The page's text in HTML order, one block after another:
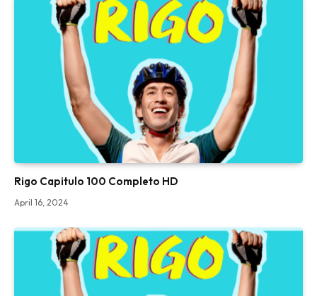
Rigo Capitulo 100 Completo HD
April 16, 2024